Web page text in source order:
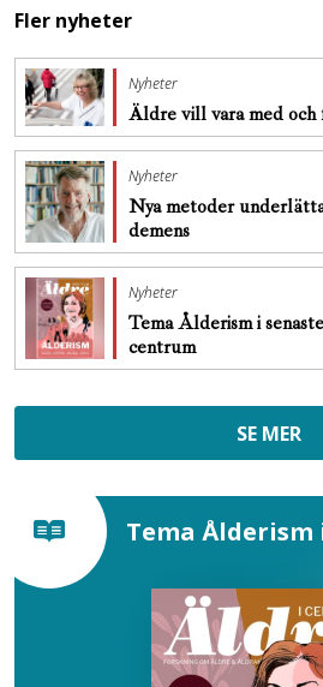
Fler nyheter
Nyheter
Äldre vill vara med
Nyheter
Nya metoder
demens
Nyheter
Tema Ålderism i
centrum
SE MER
Tema Ålderism